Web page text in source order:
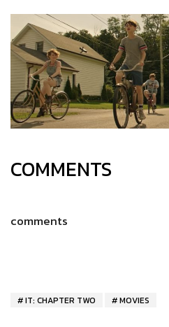
COMMENTS
comments
IT: CHAPTER TWO MOVIES